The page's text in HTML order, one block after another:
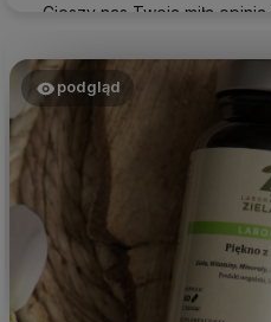
Cieszy nas Twoja miła
pozdrowieniami, obsługa
podgląd